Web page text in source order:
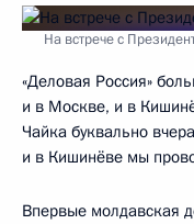
На встрече с
«Деловая Россия»
и в Москве, и в
Чайка буквально
и в Кишинёве мы
Впервые молдавская